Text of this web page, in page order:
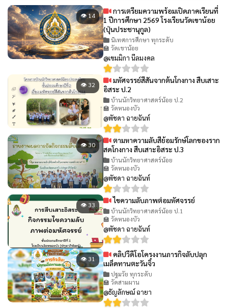
👁 14
การเตรียมความพร้อมเปิดภาคเรียนที่
1 ปีการศึกษา 2569 โรงเรียนวัดเขาน้อย
(ปุ่นประชานุกูล)
นิเทศการศึกษา ทุกระดับ
🏫 วัดเขาน้อย
@เขมมิกา นีลมงคล
👁 32
มหัศจรรย์สีสันจากต้นโกงกาง สืบเสาะ
อิสระ ป.2
บ้านนักวิทยาศาสตร์น้อย ป.2
🏫 วัดหนองบัว
@พัชดา ฉายฉันท์
👁 30
ตามหาความลับสีย้อมรักษ์โลกของราก
สดโกงกาง สืบเสาะอิสระ ป.3
บ้านนักวิทยาศาสตร์น้อย
🏫 วัดหนองบัว
@พัชดา ฉายฉันท์
👁 33 ไขความลับภาพต่อมหัศจรรย์
บ้านนักวิทยาศาสตร์น้อย ป.1
🏫 วัดหนองบัว
@พัชดา ฉายฉันท์
👁 31
คลิปวีดีโอโครงงานภารกิจลับปลุก
เมล็ดทานตะวันจิ๋ว
ปฐมวัย ทุกระดับ
🏫 วัดสามผาน
@ธัญลักษณ์ ฉายา